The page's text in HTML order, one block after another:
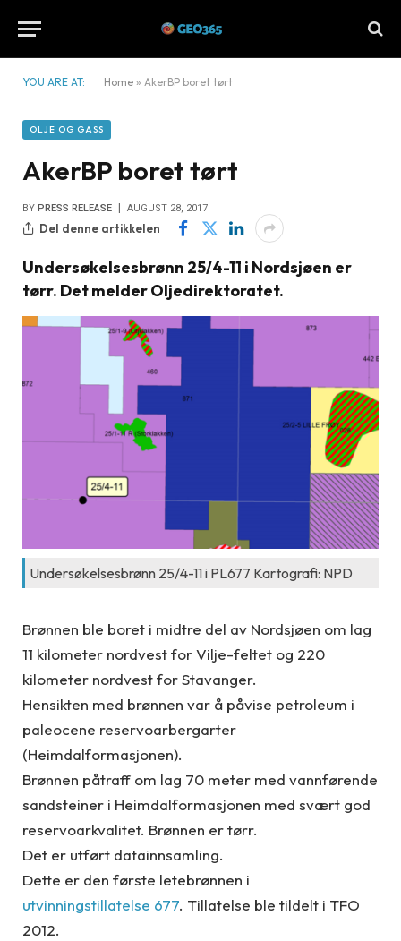
YOU ARE AT: Home » AkerBP boret tørt
OLJE OG GASS
AkerBP boret tørt
BY PRESS RELEASE AUGUST 28, 2017
Del denne artikkelen
Undersøkelsesbrønn 25/4-11 i Nordsjøen er
tørr. Det melder Oljedirektoratet.
Undersøkelsesbrønn 25/4-11 i PL677 Kartografi: NPD
Brønnen ble boret i midtre del av Nordsjøen om lag
11 kilometer nordvest for Vilje-feltet og 220
kilometer nordvest for Stavanger.
Hensikten med brønnen var å påvise petroleum i
paleocene reservoarbergarter
(Heimdalformasjonen).
Brønnen påtraff om lag 70 meter med vannførende
sandsteiner i Heimdalformasjonen med svært god
reservoarkvalitet. Brønnen er tørr.
Det er utført datainnsamling.
Dette er den første letebrønnen i
utvinningstillatelse 677. Tillatelse ble tildelt i TFO
2012.